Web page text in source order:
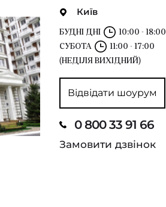
Київ
БУДНІ ДНІ
10:00 - 18:00
СУБОТА
11:00 - 17:00
(НЕДІЛЯ ВИХІДНИЙ)
Відвідати шоурум
0 800 33 91 66
Замовити дзвінок